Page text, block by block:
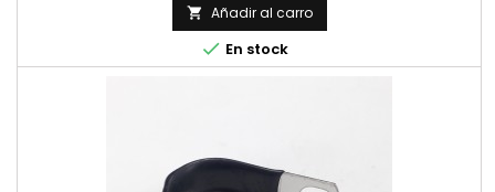
 Añadir al carro
 En stock